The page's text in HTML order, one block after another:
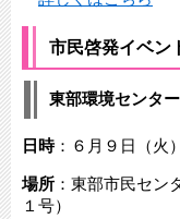
市民啓発イベン
東部環境センター
日時 ：６月９日（火
場所 ：東部市民セン
１号）